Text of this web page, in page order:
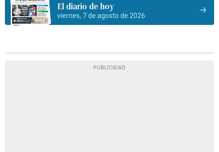
El diario de hoy
viernes, 7 de agosto de 2026
PUBLICIDAD